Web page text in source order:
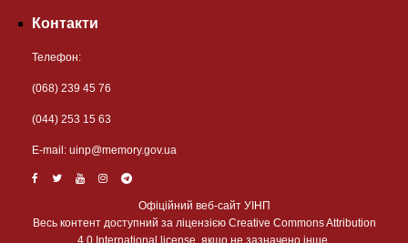
Контакти
Телефон:
(068) 239 45 76
(044) 253 15 63
Е-mail: uinp@memory.gov.ua
Офіційний веб-сайт УІНП
Весь контент доступний за ліцензією Creative Commons Attribution
4.0 International license, якщо не зазначено інше.